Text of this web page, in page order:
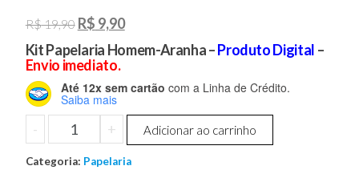
R$19,90 O
preço
original
era:
R$ 19,90.
R$ 9,90O
preço
é:
R$ 9,90.
Kit Papelaria Homem-Aranha –Produto Digital –
Envio imediato.
Até 12x sem cartão com a Linha de Crédito.
Saiba mais
-
Papelaria
Homem-
+ Adicionar ao carrinho
Categoria: Papelaria